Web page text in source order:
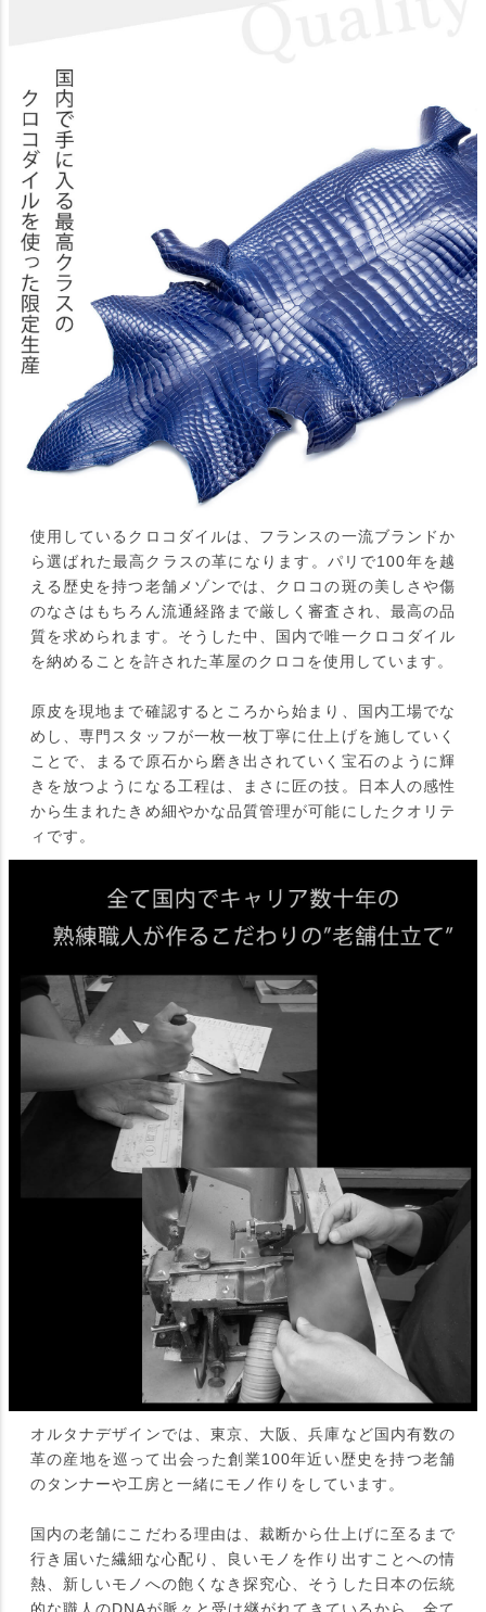
使用しているクロコダイルは、フランスの一流ブランドか
ら選ばれた最高クラスの革になります。パリで100年を越
える歴史を持つ老舗メゾンでは、クロコの斑の美しさや傷
のなさはもちろん流通経路まで厳しく審査され、最高の品
質を求められます。そうした中、国内で唯一クロコダイル
を納めることを許された革屋のクロコを使用しています。
原皮を現地まで確認するところから始まり、国内工場でな
めし、専門スタッフが一枚一枚丁寧に仕上げを施していく
ことで、まるで原石から磨き出されていく宝石のように輝
きを放つようになる工程は、まさに匠の技。日本人の感性
から生まれたきめ細やかな品質管理が可能にしたクオリテ
ィです。
オルタナデザインでは、東京、大阪、兵庫など国内有数の
革の産地を巡って出会った創業100年近い歴史を持つ老舗
のタンナーや工房と一緒にモノ作りをしています。
国内の老舗にこだわる理由は、裁断から仕上げに至るまで
行き届いた繊細な心配り、良いモノを作り出すことへの情
熱、新しいモノへの飽くなき探究心、そうした日本の伝統
的な職人のDNAが脈々と受け継がれてきているから。全て